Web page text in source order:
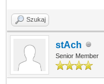
Szukaj
stAch
Senior Member